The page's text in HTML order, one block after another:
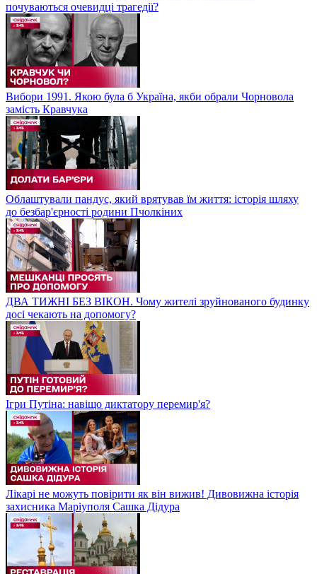
почуваються очевидці трагедії?
Вибори 1991. Якою була б Україна, якби обрали Чорновола
замість Кравчука
Облаштували пандус, який врятував їм життя: історія шляху
до безбар'єрності родини Пчолкіних
ДВА ТИЖНІ БЕЗ ВІКОН. Чому жителі зруйнованого будинку
досі чекають на допомогу?
Ігри Путіна: навіщо диктатору перемир'я?
Лікарі не можуть повірити як він вижив! Дивовижна історія
захисника Маріуполя Сашка Дідура